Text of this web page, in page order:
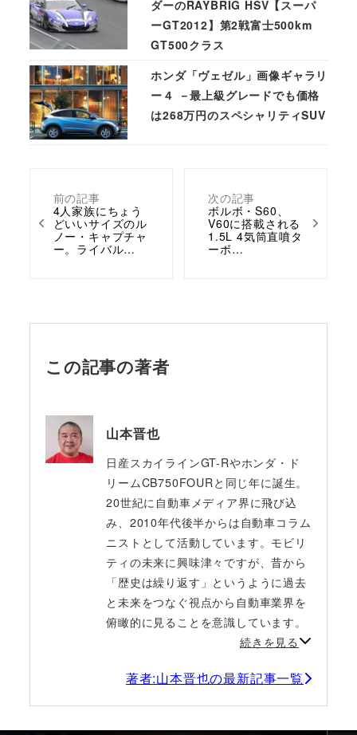
前の記事
4人家族にちょう
どいいサイズのル
ノー・キャプチャ
ー。ライバル…
次の記事
ボルボ・S60、
V60に搭載される
1.5L 4気筒直噴タ
ーボ…
ダーのRAYBRIG HSV【スーパ
ーGT2012】第2戦富士500km
GT500クラス
ホンダ「ヴェゼル」画像ギャラリ
ー４ －最上級グレードでも価格
は268万円のスペシャリティSUV
この記事の著者
山本晋也
日産スカイラインGT-Rやホンダ・ド
リームCB750FOURと同じ年に誕生。
20世紀に自動車メディア界に飛び込
み、2010年代後半からは自動車コラム
ニストとして活動しています。モビリ
ティの未来に興味津々ですが、昔から
「歴史は繰り返す」というように過去
と未来をつなぐ視点から自動車業界を
俯瞰的に見ることを意識しています。
続きを見る
著者:山本晋也の最新記事一覧